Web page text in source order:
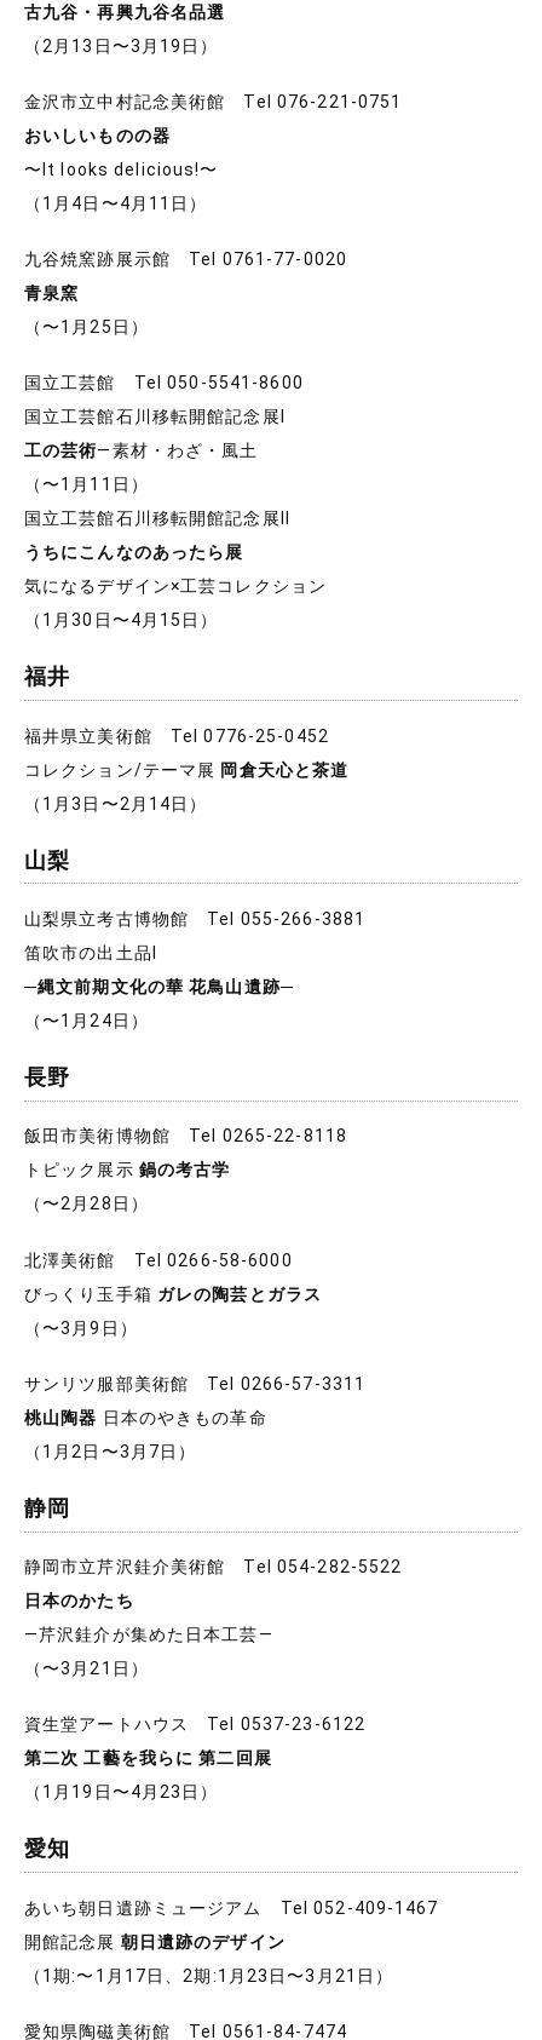
古九谷・再興九谷名品選
（2月13日〜3月19日）
金沢市立中村記念美術館 Tel 076-221-0751
おいしいものの器
〜It looks delicious!〜
（1月4日〜4月11日）
九谷焼窯跡展示館 Tel 0761-77-0020
青泉窯
（〜1月25日）
国立工芸館 Tel 050-5541-8600
国立工芸館石川移転開館記念展Ⅰ
工の芸術―素材・わざ・風土
（〜1月11日）
国立工芸館石川移転開館記念展Ⅱ
うちにこんなのあったら展
気になるデザイン×工芸コレクション
（1月30日〜4月15日）
福井
福井県立美術館 Tel 0776-25-0452
コレクション/テーマ展 岡倉天心と茶道
（1月3日〜2月14日）
山梨
山梨県立考古博物館 Tel 055-266-3881
笛吹市の出土品Ⅰ
─縄文前期文化の華 花鳥山遺跡─
（〜1月24日）
長野
飯田市美術博物館 Tel 0265-22-8118
トピック展示 鍋の考古学
（〜2月28日）
北澤美術館 Tel 0266-58-6000
びっくり玉手箱 ガレの陶芸とガラス
（〜3月9日）
サンリツ服部美術館 Tel 0266-57-3311
桃山陶器 日本のやきもの革命
（1月2日〜3月7日）
静岡
静岡市立芹沢銈介美術館 Tel 054-282-5522
日本のかたち
―芹沢銈介が集めた日本工芸―
（〜3月21日）
資生堂アートハウス Tel 0537-23-6122
第二次 工藝を我らに 第二回展
（1月19日〜4月23日）
愛知
あいち朝日遺跡ミュージアム Tel 052-409-1467
開館記念展 朝日遺跡のデザイン
（1期:〜1月17日、2期:1月23日〜3月21日）
愛知県陶磁美術館 Tel 0561-84-7474